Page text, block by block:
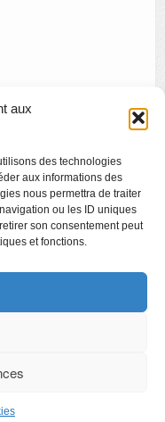
aux
des technologies
aux informations des
nous permettra de traiter
ou les ID uniques
son consentement peut
et fonctions.
Monet
de gravure de Liège
culturels